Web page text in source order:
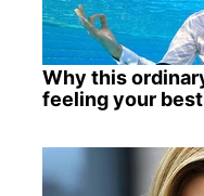
Why this
feeling your